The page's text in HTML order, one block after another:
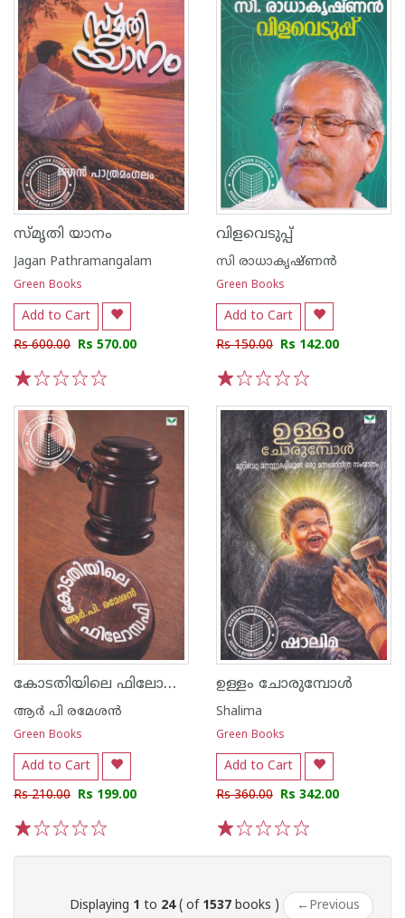
സ്മൃതി യാനം
Jagan Pathramangalam
Green Books
Add to Cart
Rs 600.00 Rs 570.00
വിളവെടുപ്പ്
സി രാധാകൃഷ്ണന്‍
Green Books
Add to Cart
Rs 150.00 Rs 142.00
കോടതിയിലെ ഫിലോസഫി
ആർ പി രമേശൻ
Green Books
Add to Cart
Rs 210.00 Rs 199.00
ഉള്ളം ചോരുമ്പോൾ
Shalima
Green Books
Add to Cart
Rs 360.00 Rs 342.00
Displaying 1 to 24( of 1537 books ) ← Previous